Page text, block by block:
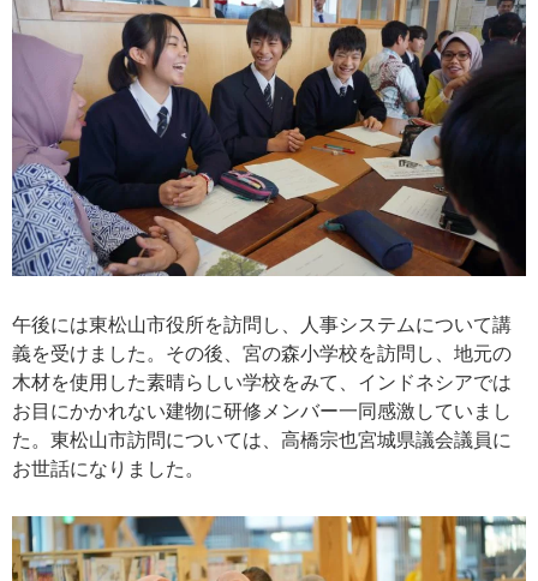
午後には東松山市役所を訪問し、人事システムについて講
義を受けました。その後、宮の森小学校を訪問し、地元の
木材を使用した素晴らしい学校をみて、インドネシアでは
お目にかかれない建物に研修メンバー一同感激していまし
た。東松山市訪問については、高橋宗也宮城県議会議員に
お世話になりました。